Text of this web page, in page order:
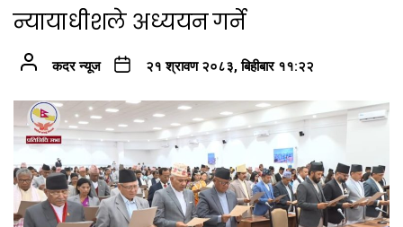
न्यायाधीशले अध्ययन गर्ने
कदर न्यूज २१ श्रावण २०८३, बिहीबार ११:२२